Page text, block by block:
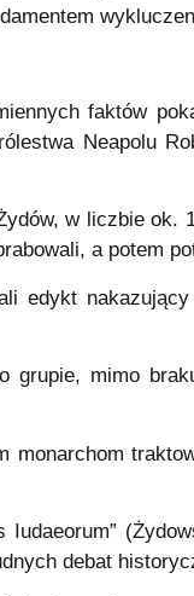
faktów
Neapolu
w liczbie ok.
a potem
edykt
grupie, mimo
monarchom
debat